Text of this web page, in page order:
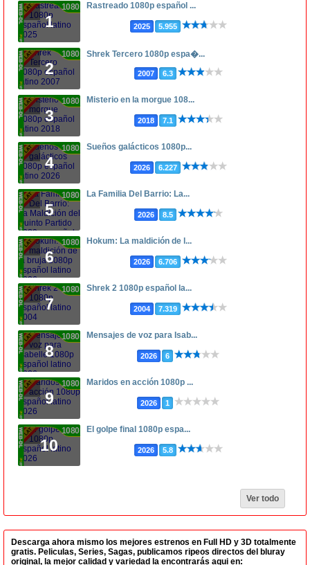
1
1080p Rastreado 1080p español ...
2025 5.955
2
1080p Shrek Tercero 1080p espa�...
2007 6.3
3
1080p Misterio en la morgue 108...
2018 7.1
4
1080p Sueños galácticos 1080p...
2026 6.227
5
1080p La Familia Del Barrio: La...
2026 8.5
6
1080p Hokum: La maldición de l...
2026 6.706
7
1080p Shrek 2 1080p español la...
2004 7.319
8
1080p Mensajes de voz para Isab...
2026 6
9
1080p Maridos en acción 1080p ...
2026 1
10
1080p El golpe final 1080p espa...
2026 5.8
Ver todo
Descarga ahora mismo los mejores estrenos en Full HD y 3D totalmente
gratis. Peliculas, Series, Sagas, publicamos ripeos directos del bluray
original, la mejor calidad y variedad la encontrarás aqui en: